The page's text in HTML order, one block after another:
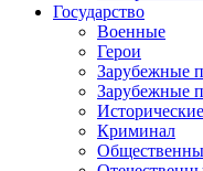
Государство
Военные
Герои
Зарубежные
Зарубежные
Криминал